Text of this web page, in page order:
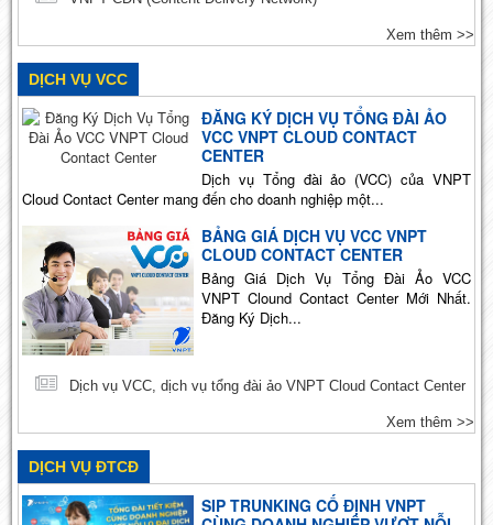
Xem thêm >>
DỊCH VỤ VCC
ĐĂNG KÝ DỊCH VỤ TỔNG ĐÀI ẢO
VCC VNPT CLOUD CONTACT
CENTER
Dịch vụ Tổng đài ảo (VCC) của VNPT
Cloud Contact Center mang đến cho doanh nghiệp một...
BẢNG GIÁ DỊCH VỤ VCC VNPT
CLOUD CONTACT CENTER
Bảng Giá Dịch Vụ Tổng Đài Ảo VCC
VNPT Clound Contact Center Mới Nhất.
Đăng Ký Dịch...
Dịch vụ VCC, dịch vụ tổng đài ảo VNPT Cloud Contact Center
Xem thêm >>
DỊCH VỤ ĐTCĐ
SIP TRUNKING CỐ ĐỊNH VNPT